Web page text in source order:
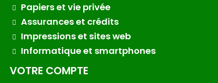
Papiers et vie privée
Assurances et crédits
Impressions et sites web
Informatique et smartphones
VOTRE COMPTE